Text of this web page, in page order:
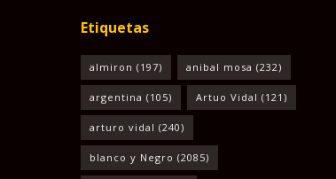
Etiquetas
almiron (197) anibal mosa (232)
argentina (105) Artuo Vidal (121)
arturo vidal (240)
blanco y Negro (2085)